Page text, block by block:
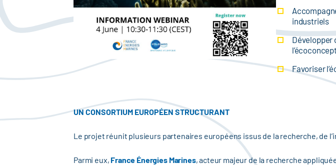
industriels
Développer
Favoriser
UN CONSORTIUM EUROPÉEN STRUCTURANT
Le projet réunit plusieurs partenaires européens issus de la recherche, de
Parmi eux, France Énergies Marines, acteur majeur de la recherche